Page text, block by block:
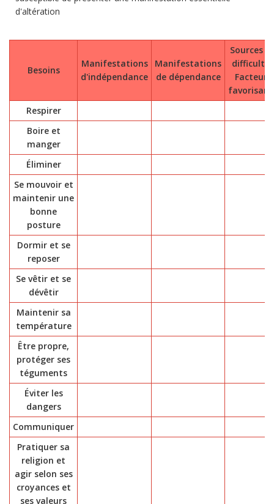
d'altération
Besoins
Manifestations
d'indépendance
Manifestations
de dépendance
Sources
difficultés
Facteurs
Respirer
Boire et
manger
Éliminer
Se mouvoir et
maintenir une
bonne
posture
Dormir et se
reposer
Se vêtir et se
dévêtir
Maintenir sa
température
Être propre,
protéger ses
téguments
Éviter les
dangers
Communiquer
Pratiquer sa
religion et
agir selon ses
croyances et
ses valeurs